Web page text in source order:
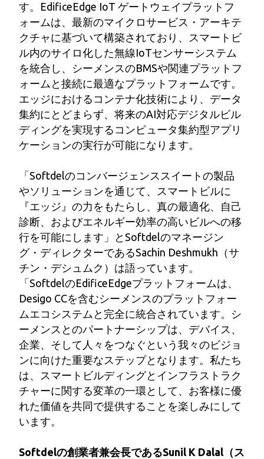
す。EdificeEdge IoT ゲートウェイプラットフ
ォームは、最新のマイクロサービス・アーキテ
クチャに基づいて構築されており、スマートビ
ル内のサイロ化した無線IoTセンサーシステム
を統合し、シーメンスのBMSや関連プラットフ
ォームと接続に最適なプラットフォームです。
エッジにおけるコンテナ化技術により、データ
集約にとどまらず、将来のAI対応デジタルビル
ディングを実現するコンピュータ集約型アプリ
ケーションの実行が可能になります。
「Softdelのコンバージェンススイートの製品
やソリューションを通じて、スマートビルに
『エッジ』の力をもたらし、真の最適化、自己
診断、およびエネルギー効率の高いビルへの移
行を可能にします」とSoftdelのマネージン
グ・ディレクターであるSachin Deshmukh（サ
チン・デシュムク）は語っています。
「SoftdelのEdificeEdgeプラットフォームは、
Desigo CCを含むシーメンスのプラットフォー
ムエコシステムと完全に統合されています。シ
ーメンスとのパートナーシップは、デバイス、
企業、そして人々をつなぐという我々のビジョ
ンに向けた重要なステップとなります。私たち
は、スマートビルディングとインフラストラク
チャーに関する変革の一環として、お客様に優
れた価値を共同で提供することを楽しみにして
います。
Softdelの創業者兼会長であるSunil K Dalal（ス